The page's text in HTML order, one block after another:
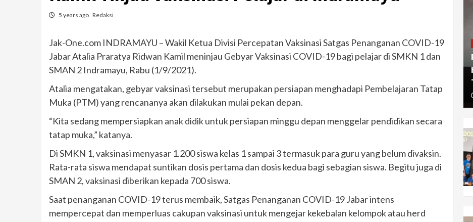
5 years ago Redaksi
Jak-One.com INDRAMAYU – Wakil Ketua Divisi Percepatan Vaksinasi Satgas Penanganan COVID-19
Jabar Atalia Praratya Ridwan Kamil meninjau Gebyar Vaksinasi COVID-19 bagi pelajar di SMKN 1 dan
SMAN 2 Indramayu, Rabu (1/9/2021).
Atalia mengatakan, gebyar vaksinasi tersebut merupakan persiapan menghadapi Pembelajaran Tatap
Muka (PTM) yang rencananya akan dilakukan mulai pekan depan.
“Kita sedang mempersiapkan anak didik untuk persiapan minggu depan menggelar pendidikan secara
tatap muka,” katanya.
Di SMKN 1, vaksinasi menyasar 1.200 siswa kelas 1 sampai 3 termasuk para guru yang belum divaksin.
Rata-rata siswa mendapat suntikan dosis pertama dan dosis kedua bagi sebagian siswa. Begitu juga di
SMAN 2, vaksinasi diberikan kepada 700 siswa.
Saat penanganan COVID-19 terus membaik, Satgas Penanganan COVID-19 Jabar intens
mempercepat dan memperluas cakupan vaksinasi untuk mengejar kekebalan kelompok atau herd